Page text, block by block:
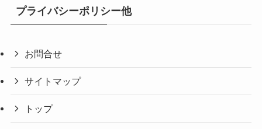
プライバシーポリシー他
お問合せ
サイトマップ
トップ